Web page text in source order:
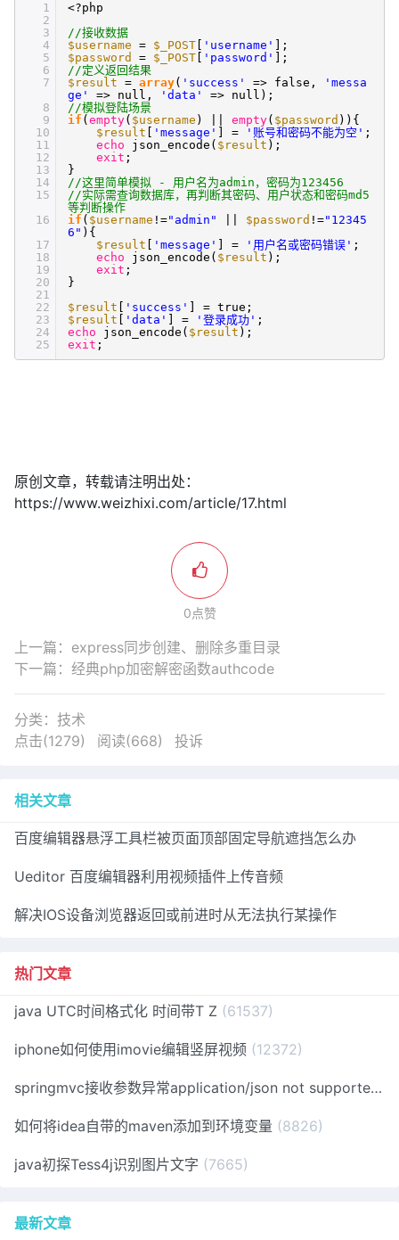
1
2
3
4
5
6
7
8
9
10
11
12
13
14
15
16
17
18
19
20
21
22
23
24
25
<?php
//接收数据
$username = $_POST 'username'
];
$password
= $_POST 'password'
];
//定义返回结果
$result = array( 'success' => false,
'messa
ge'
=> null, 'data'
=> null);
//模拟登陆场景
if ( empty( $username ) || empty( $password )){
$result
'message' ] = '账号和密码不能为空' ;
echo
json_encode( $result );
exit ;
}
//这里简单模拟 - 用户名为admin，密码为123456
//实际需查询数据库，再判断其密码、用户状态和密码md5
等判断操作
if ( $username !="admin" $password !="12345
6" ){
$result
'message' ] = '用户名或密码错误' ;
echo
json_encode( $result );
exit ;
}
$result
'success'
] = true;
$result
'data' ] = '登录成功' ;
echo
json_encode( $result );
exit ;
原创文章，转载请注明出处：
https://www.weizhixi.com/article/17.html
0点赞
上一篇： express同步创建、删除多重目录
下一篇： 经典php加密解密函数authcode
分类： 技术
点击(1279)
阅读(668) 投诉
相关文章
百度编辑器悬浮工具栏被页面顶部固定导航遮挡怎么办
Ueditor 百度编辑器利用视频插件上传音频
解决IOS设备浏览器返回或前进时从无法执行某操作
热门文章
java UTC时间格式化 时间带T Z (61537)
iphone如何使用imovie编辑竖屏视频 (12372)
springmvc接收参数异常application/json not supported
如何将idea自带的maven添加到环境变量 (8826)
java初探Tess4j识别图片文字 (7665)
最新文章